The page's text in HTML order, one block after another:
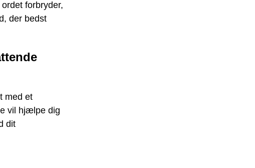
forbryder,
der bedst
med et
vil hjælpe dig
dit